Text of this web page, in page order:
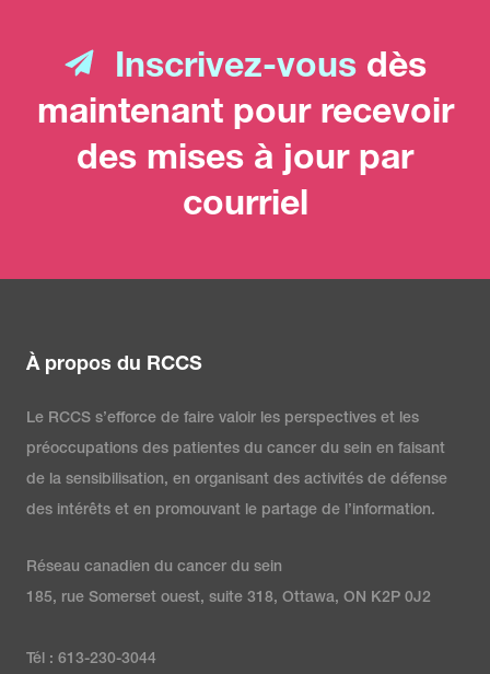
Inscrivez-vous dès
maintenant pour recevoir
des mises à jour par
courriel
À propos du RCCS
Le RCCS s’efforce de faire valoir les perspectives et les
préoccupations des patientes du cancer du sein en faisant
de la sensibilisation, en organisant des activités de défense
des intérêts et en promouvant le partage de l’information.
Réseau canadien du cancer du sein
185, rue Somerset ouest, suite 318, Ottawa, ON K2P 0J2
Tél : 613-230-3044